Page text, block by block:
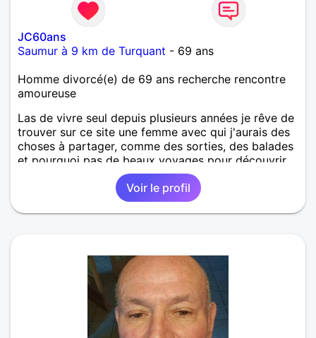
JC60ans
Saumur à 9 km de Turquant - 69 ans
Homme divorcé(e) de 69 ans recherche rencontre
amoureuse
Las de vivre seul depuis plusieurs années je rêve de
trouver sur ce site une femme avec qui j'aurais des
choses à partager, comme des sorties, des balades
et pourquoi pas de beaux voyages pour découvrir
de nouveaux horizons.
Voir le profil